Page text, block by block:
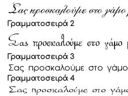
Γραμματοσειρά 2
Γραμματοσειρά 3
Γραμματοσειρά 4